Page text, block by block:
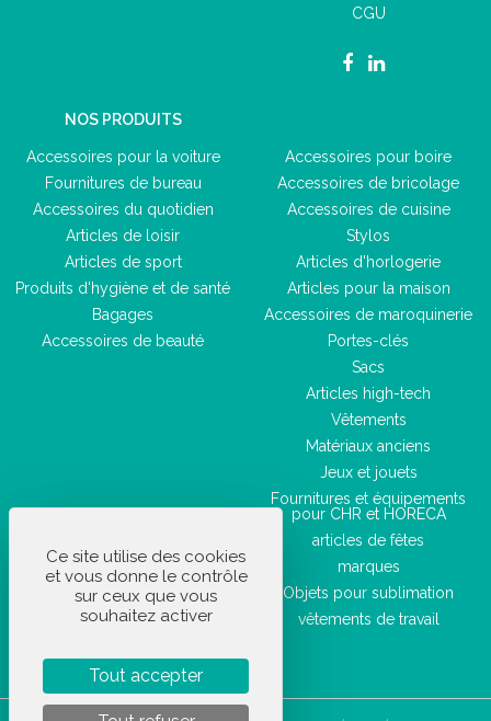
CGU
NOS PRODUITS
Accessoires pour la voiture
Fournitures de bureau
Accessoires du quotidien
Articles de loisir
Articles de sport
Produits d'hygiène et de santé
Bagages
Accessoires de beauté
Accessoires pour boire
Accessoires de bricolage
Accessoires de cuisine
Stylos
Articles d'horlogerie
Articles pour la maison
Accessoires de maroquinerie
Portes-clés
Sacs
Articles high-tech
Vêtements
Matériaux anciens
Jeux et jouets
Fournitures et équipements
pour CHR et HORECA
articles de fêtes
marques
Objets pour sublimation
vêtements de travail
Ce site utilise des cookies
et vous donne le contrôle
sur ceux que vous
souhaitez activer
Tout accepter